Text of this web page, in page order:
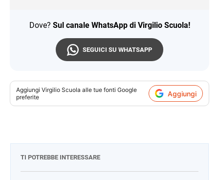
Dove? Sul canale WhatsApp di Virgilio Scuola!
SEGUICI SU WHATSAPP
Aggiungi Virgilio Scuola alle tue fonti Google
preferite
Aggiungi
TI POTREBBE INTERESSARE